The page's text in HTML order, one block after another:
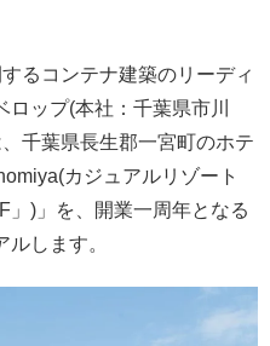
るコンテナ建築のリーディ
ップ(本社：千葉県市川
千葉県長生郡一宮町のホテ
カジュアルリゾート
」)」を、開業一周年となる
します。